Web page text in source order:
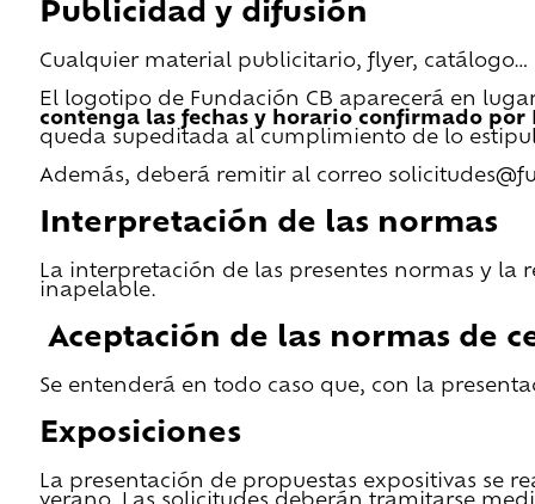
Publicidad y difusión
Cualquier material publicitario, flyer, catálogo…
El logotipo de Fundación CB aparecerá en
contenga las fechas y horario confirmado por
queda supeditada al cumplimiento de lo
Además, deberá remitir al correo
Interpretación de las normas
La interpretación de las presentes normas y la
inapelable.
Aceptación de las normas de
Se entenderá en todo caso que, con la
Exposiciones
La presentación de propuestas expositivas se